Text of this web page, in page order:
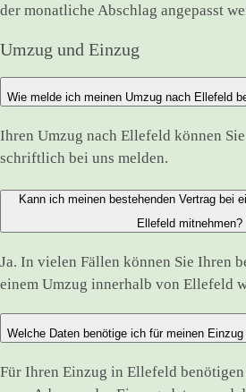
der monatliche Abschlag angepasst
Umzug und Einzug
Wie melde ich meinen Umzug nach Ellefeld
Ihren Umzug nach Ellefeld können
schriftlich bei uns melden.
Kann ich meinen bestehenden Vertrag bei
Ellefeld mitnehmen?
Ja. In vielen Fällen können Sie Ihren
einem Umzug innerhalb von Ellefeld
Welche Daten benötige ich für meinen
Für Ihren Einzug in Ellefeld